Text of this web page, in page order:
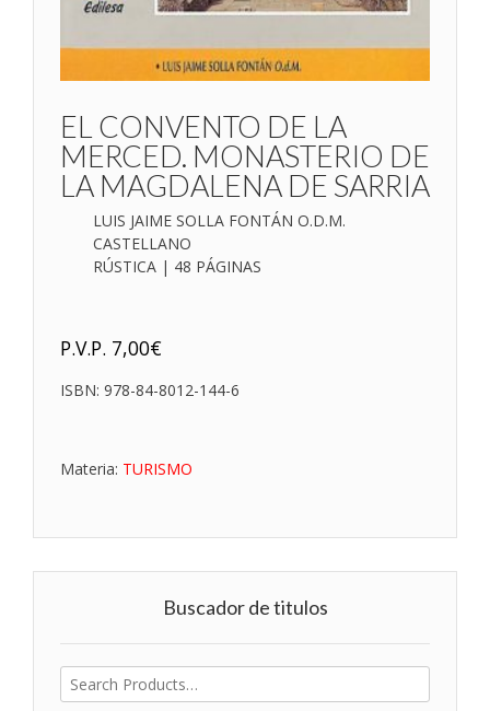
EL CONVENTO DE LA
MERCED. MONASTERIO DE
LA MAGDALENA DE SARRIA
LUIS JAIME SOLLA FONTÁN O.D.M.
CASTELLANO
RÚSTICA | 48 PÁGINAS
P.V.P. 7,00€
ISBN: 978-84-8012-144-6
Materia: TURISMO
Buscador de titulos
Buscar
por: